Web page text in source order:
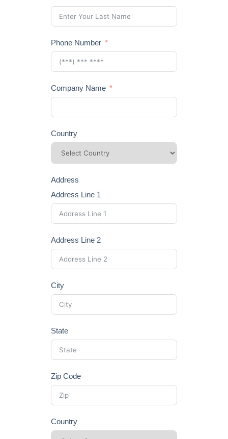
Phone Number
Company Name
Country
Address
Address Line 1
Address Line 2
City
State
Zip Code
Country